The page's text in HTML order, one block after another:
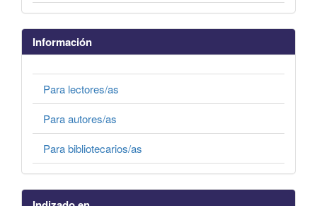
Información
Para lectores/as
Para autores/as
Para bibliotecarios/as